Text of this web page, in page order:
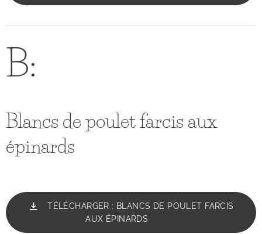
B:
Blancs de poulet farcis aux
épinards
TÉLÉCHARGER : BLANCS DE POULET FARCIS
AUX ÉPINARDS